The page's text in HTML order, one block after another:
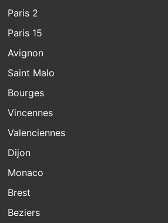
Paris 2
Paris 15
Avignon
Saint Malo
Bourges
Vincennes
Valenciennes
Dijon
Monaco
Brest
Beziers